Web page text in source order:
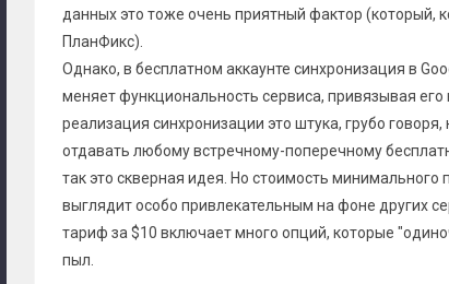
данных это тоже очень приятный фактор (который,
ПланФикс).
Однако, в бесплатном аккаунте синхронизация в
меняет функциональность сервиса, привязывая
реализация синхронизации это штука, грубо
отдавать любому встречному-поперечному
так это скверная идея. Но стоимость минимального
выглядит особо привлекательным на фоне других
тариф за $10 включает много опций, которые
пыл.